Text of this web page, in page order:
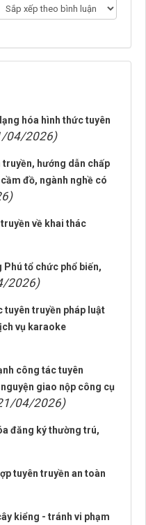
hóa hình thức tuyên
04/2026)
truyền, hướng dẫn chấp
đồ, ngành nghề có
về khai thác
Phú tổ chức phổ biến,
2026)
tuyên truyền pháp luật
vụ karaoke
công tác tuyên
giao nộp công cụ
04/2026)
đăng ký thường trú,
tuyên truyền an toàn
kiểng - tránh vi phạm